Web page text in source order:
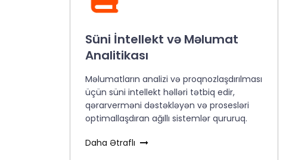
Süni İntellekt və Məlumat
Analitikası
Məlumatların analizi və proqnozlaşdırılması
üçün süni intellekt həlləri tətbiq edir,
qərarverməni dəstəkləyən və prosesləri
optimallaşdıran ağıllı sistemlər qururuq.
Daha Ətraflı